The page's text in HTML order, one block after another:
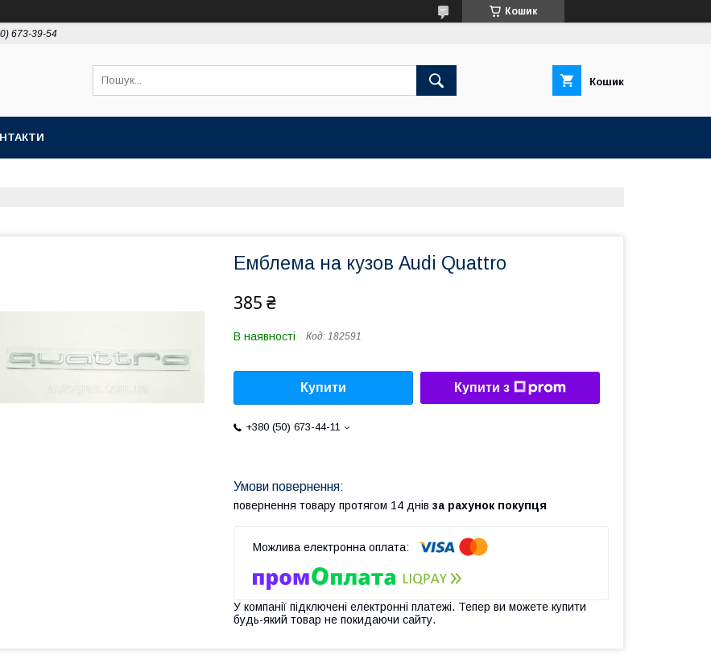
Кошик
673-39-54
Кошик
Емблема на кузов Audi Quattro
385 ₴
В наявності Код: 182591
Купити Купити з
+380 (50) 673-44-11
повернення товару протягом 14 днів за рахунок покупця
У компанії підключені електронні платежі. Тепер ви можете купити
будь-який товар не покидаючи сайту.